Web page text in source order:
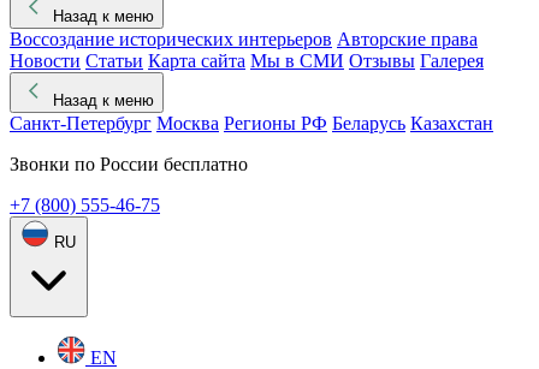
Назад к меню
Воссоздание исторических интерьеров Авторские права
Новости Статьи Карта сайта Мы в СМИ Отзывы Галерея
Назад к меню
Санкт-Петербург Москва Регионы РФ Беларусь Казахстан
Звонки по России бесплатно
+7 (800) 555-46-75
RU
EN